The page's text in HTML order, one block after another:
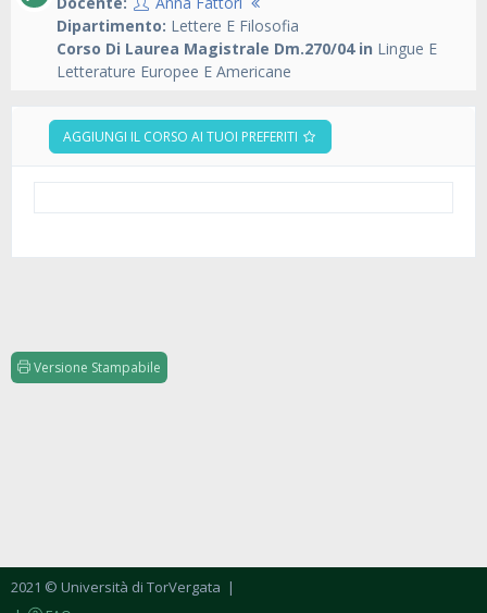
Dipartimento: Lettere E Filosofia
Corso Di Laurea Magistrale Dm.270/04 in Lingue E
Letterature Europee E Americane
AGGIUNGI IL CORSO AI TUOI PREFERITI
Versione Stampabile
2021 © Università di TorVergata |